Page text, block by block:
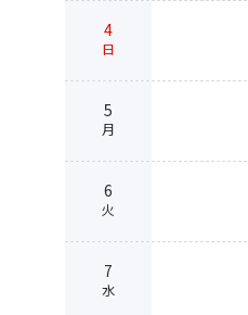
4
日
5
月
6
火
7
水